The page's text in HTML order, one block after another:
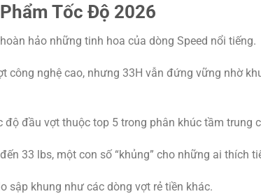
Tốc Độ 2026
hảo những tinh hoa của dòng Speed nổi tiếng.
nghệ cao, nhưng 33H vẫn đứng vững nhờ
độ đầu vợt thuộc top 5 trong phân khúc tầm trung
33 lbs, một con số “khủng” cho những ai thích
sập khung như các dòng vợt rẻ tiền khác.